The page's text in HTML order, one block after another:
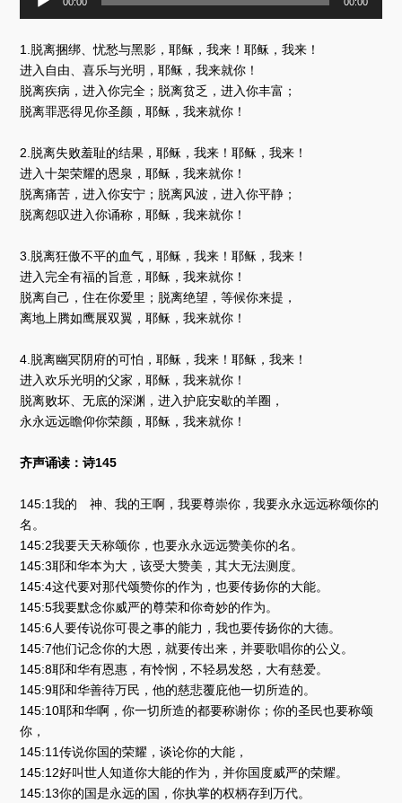
放
器
1.脱离捆绑、忧愁与黑影，耶稣，我来！耶稣，我来！
进入自由、喜乐与光明，耶稣，我来就你！
脱离疾病，进入你完全；脱离贫乏，进入你丰富；
脱离罪恶得见你圣颜，耶稣，我来就你！
2.脱离失败羞耻的结果，耶稣，我来！耶稣，我来！
进入十架荣耀的恩泉，耶稣，我来就你！
脱离痛苦，进入你安宁；脱离风波，进入你平静；
脱离怨叹进入你诵称，耶稣，我来就你！
3.脱离狂傲不平的血气，耶稣，我来！耶稣，我来！
进入完全有福的旨意，耶稣，我来就你！
脱离自己，住在你爱里；脱离绝望，等候你来提，
离地上腾如鹰展双翼，耶稣，我来就你！
4.脱离幽冥阴府的可怕，耶稣，我来！耶稣，我来！
进入欢乐光明的父家，耶稣，我来就你！
脱离败坏、无底的深渊，进入护庇安歇的羊圈，
永永远远瞻仰你荣颜，耶稣，我来就你！
齐声诵读：诗145
145:1我的 神、我的王啊，我要尊崇你，我要永永远远称颂你的
名。
145:2我要天天称颂你，也要永永远远赞美你的名。
145:3耶和华本为大，该受大赞美，其大无法测度。
145:4这代要对那代颂赞你的作为，也要传扬你的大能。
145:5我要默念你威严的尊荣和你奇妙的作为。
145:6人要传说你可畏之事的能力，我也要传扬你的大德。
145:7他们记念你的大恩，就要传出来，并要歌唱你的公义。
145:8耶和华有恩惠，有怜悯，不轻易发怒，大有慈爱。
145:9耶和华善待万民，他的慈悲覆庇他一切所造的。
145:10耶和华啊，你一切所造的都要称谢你；你的圣民也要称颂
你，
145:11传说你国的荣耀，谈论你的大能，
145:12好叫世人知道你大能的作为，并你国度威严的荣耀。
145:13你的国是永远的国，你执掌的权柄存到万代。